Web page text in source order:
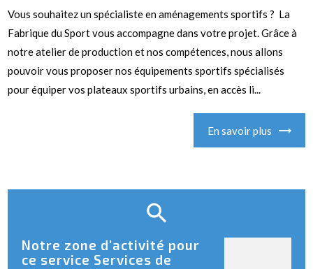
Vous souhaitez un spécialiste en aménagements sportifs ? La
Fabrique du Sport vous accompagne dans votre projet. Grâce à
notre atelier de production et nos compétences, nous allons
pouvoir vous proposer nos équipements sportifs spécialisés
pour équiper vos plateaux sportifs urbains, en accès li...
En savoir plus
Notre zone d'activité pour
ce service Services de